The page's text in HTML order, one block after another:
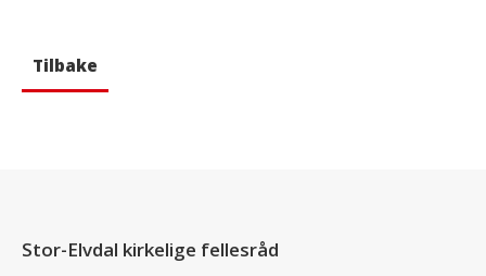
Tilbake
Stor-Elvdal kirkelige fellesråd